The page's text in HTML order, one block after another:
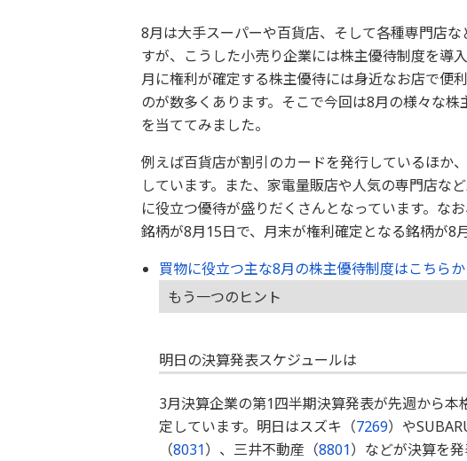
8月は大手スーパーや百貨店、そして各種専門店
すが、こうした小売り企業には株主優待制度を導
月に権利が確定する株主優待には身近なお店で便
のが数多くあります。そこで今回は8月の様々な
を当ててみました。
例えば百貨店が割引のカードを発行しているほか
しています。また、家電量販店や人気の専門店な
に役立つ優待が盛りだくさんとなっています。な
銘柄が8月15日で、月末が権利確定となる銘柄が8月
買物に役立つ主な8月の株主優待制度はこちら
もう一つのヒント
明日の決算発表スケジュールは
3月決算企業の第1四半期決算発表が先週から
定しています。明日はスズキ（7269）や
（8031）、三井不動産（8801）などが決算を発